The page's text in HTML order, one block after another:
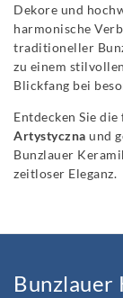
Dekore und
harmonische
traditioneller
zu einem
Blickfang bei
Entdecken Sie
Artystyczna und
Bunzlauer
zeitloser Eleganz.
Bunzlauer